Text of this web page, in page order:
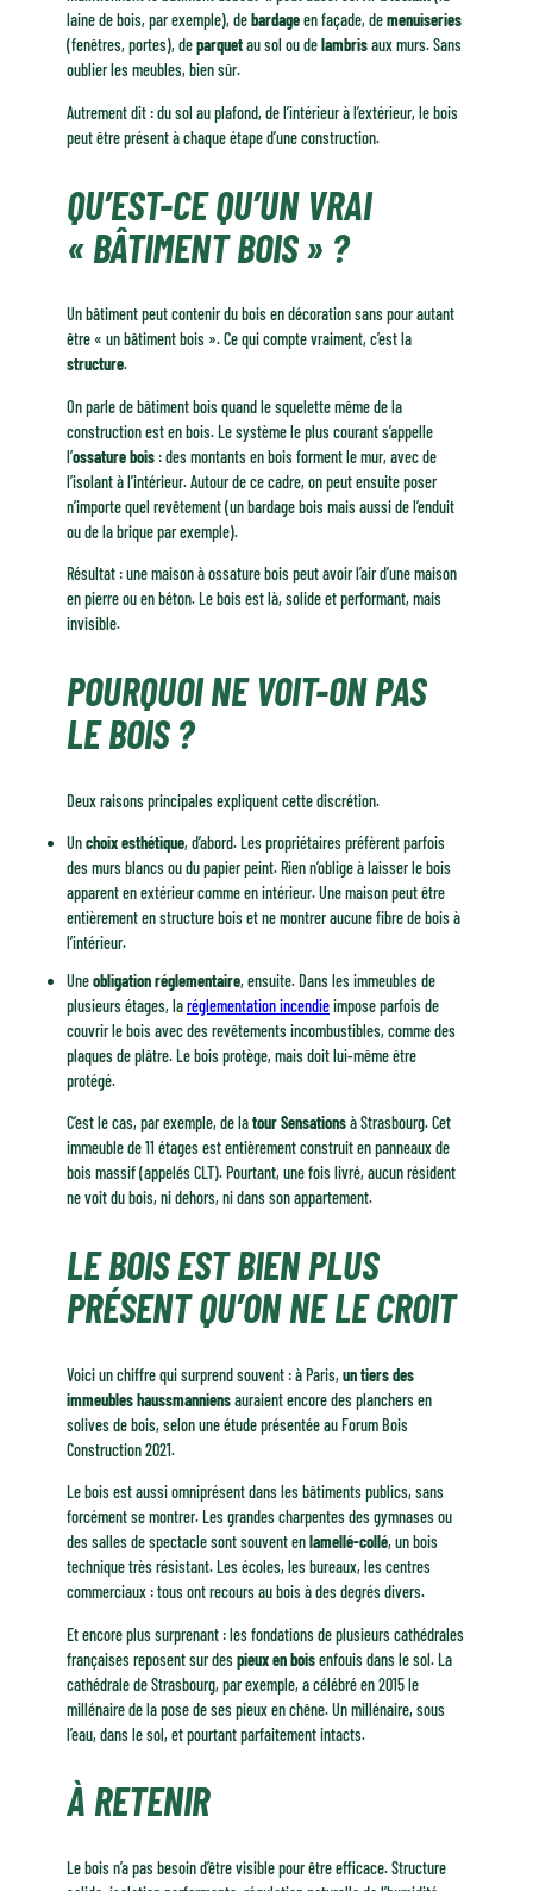
laine de bois, par exemple), debardageen façade, demenuiseries
(fenêtres, portes), deparquetau sol ou delambrisaux murs. Sans
oublier les meubles, bien sûr.
Autrement dit : du sol au plafond, de l’intérieur à l’extérieur, le bois
peut être présent à chaque étape d’une construction.
QU’EST-CE QU’UN VRAI
« BÂTIMENT BOIS » ?
Un bâtiment peut contenir du bois en décoration sans pour autant
être « un bâtiment bois ». Ce qui compte vraiment, c’est la
structure.
On parle de bâtiment bois quand le squelette même de la
construction est en bois. Le système le plus courant s’appelle
l’ossature bois : des montants en bois forment le mur, avec de
l’isolant à l’intérieur. Autour de ce cadre, on peut ensuite poser
n’importe quel revêtement (un bardage bois mais aussi de l’enduit
ou de la brique par exemple).
Résultat : une maison à ossature bois peut avoir l’air d’une maison
en pierre ou en béton. Le bois est là, solide et performant, mais
invisible.
POURQUOI NE VOIT-ON PAS
LE BOIS ?
Deux raisons principales expliquent cette discrétion.
Unchoix esthétique, d’abord. Les propriétaires préfèrent parfois
des murs blancs ou du papier peint. Rien n’oblige à laisser le bois
apparent en extérieur comme en intérieur. Une maison peut être
entièrement en structure bois et ne montrer aucune fibre de bois à
l’intérieur.
Uneobligation réglementaire, ensuite. Dans les immeubles de
plusieurs étages, laréglementation incendieimpose parfois de
couvrir le bois avec des revêtements incombustibles, comme des
plaques de plâtre. Le bois protège, mais doit lui-même être
protégé.
C’est le cas, par exemple, de latour Sensationsà Strasbourg. Cet
immeuble de 11 étages est entièrement construit en panneaux de
bois massif (appelés CLT). Pourtant, une fois livré, aucun résident
ne voit du bois, ni dehors, ni dans son appartement.
LE BOIS EST BIEN PLUS
PRÉSENT QU’ON NE LE CROIT
Voici un chiffre qui surprend souvent : à Paris, un tiers des
immeubles haussmanniensauraient encore des planchers en
solives de bois, selon une étude présentée au Forum Bois
Construction 2021.
Le bois est aussi omniprésent dans les bâtiments publics, sans
forcément se montrer. Les grandes charpentes des gymnases ou
des salles de spectacle sont souvent enlamellé-collé, un bois
technique très résistant. Les écoles, les bureaux, les centres
commerciaux : tous ont recours au bois à des degrés divers.
Et encore plus surprenant : les fondations de plusieurs cathédrales
françaises reposent sur despieux en boisenfouis dans le sol. La
cathédrale de Strasbourg, par exemple, a célébré en 2015 le
millénaire de la pose de ses pieux en chêne. Un millénaire, sous
l’eau, dans le sol, et pourtant parfaitement intacts.
À RETENIR
Le bois n’a pas besoin d’être visible pour être efficace. Structure